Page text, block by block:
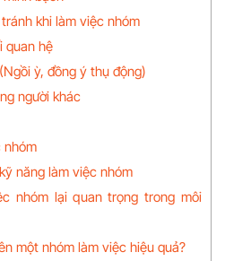
khi làm việc nhóm
quan hệ
ỳ, đồng ý thụ động)
người khác
nhóm
năng làm việc nhóm
nhóm lại quan trọng trong môi
một nhóm làm việc hiệu quả?